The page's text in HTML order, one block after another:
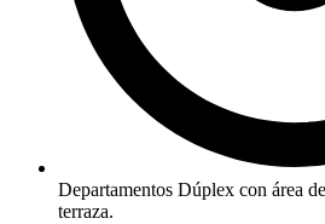
Departamentos Dúplex con área
terraza.